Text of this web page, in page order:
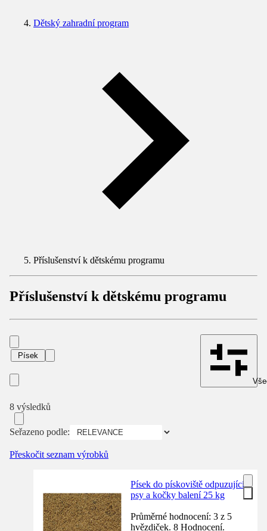
Dětský zahradní program
Příslušenství k dětskému programu
Příslušenství k dětskému programu
Písek
8 výsledků
Seřazeno podle:
Přeskočit seznam výrobků
Písek do pískoviště odpuzující
psy a kočky balení 25 kg
Průměrné hodnocení: 3 z 5
hvězdiček. 8 Hodnocení.